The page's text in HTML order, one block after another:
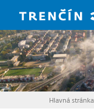
Hlavná stránka